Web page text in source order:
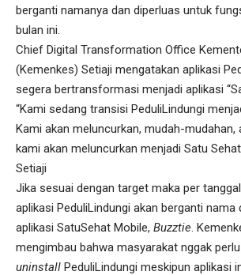
berganti namanya dan diperluas untuk
bulan ini.
Chief Digital Transformation Office
(Kemenkes) Setiaji mengatakan aplikasi
segera bertransformasi menjadi aplikasi
“Kami sedang transisi PeduliLindungi
Kami akan meluncurkan, mudah-mudahan,
kami akan meluncurkan menjadi Satu
Setiaji
Jika sesuai dengan target maka per
aplikasi PeduliLindungi akan berganti nama
aplikasi SatuSehat Mobile, Buzztie.
mengimbau bahwa masyarakat nggak
uninstall PeduliLindungi meskipun aplikasi